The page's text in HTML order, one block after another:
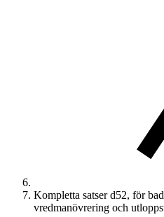
Kompletta satser d52, för
vredmanövrering och